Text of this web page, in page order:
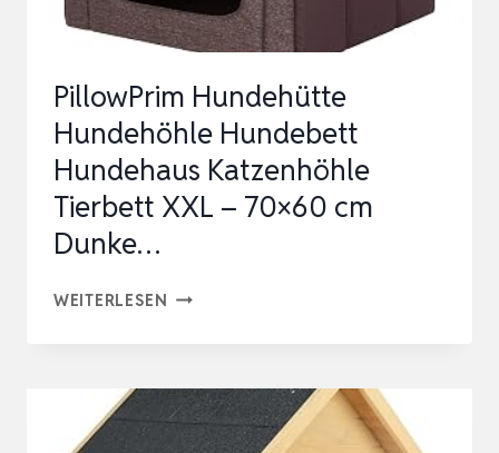
MITTELGROSSE H
PillowPrim Hundehütte
Hundehöhle Hundebett
Hundehaus Katzenhöhle
Tierbett XXL – 70×60 cm
Dunke…
WEITERLESEN PILLOWPRIM
HUNDEBETT
HUNDEHAUS